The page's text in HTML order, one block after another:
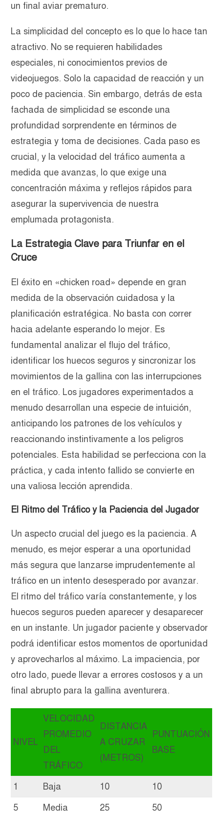
un final aviar prematuro.
La simplicidad del concepto es lo que lo hace tan
atractivo. No se requieren habilidades
especiales, ni conocimientos previos de
videojuegos. Solo la capacidad de reacción y un
poco de paciencia. Sin embargo, detrás de esta
fachada de simplicidad se esconde una
profundidad sorprendente en términos de
estrategia y toma de decisiones. Cada paso es
crucial, y la velocidad del tráfico aumenta a
medida que avanzas, lo que exige una
concentración máxima y reflejos rápidos para
asegurar la supervivencia de nuestra
emplumada protagonista.
La Estrategia Clave para Triunfar en el
Cruce
El éxito en «chicken road» depende en gran
medida de la observación cuidadosa y la
planificación estratégica. No basta con correr
hacia adelante esperando lo mejor. Es
fundamental analizar el flujo del tráfico,
identificar los huecos seguros y sincronizar los
movimientos de la gallina con las interrupciones
en el tráfico. Los jugadores experimentados a
menudo desarrollan una especie de intuición,
anticipando los patrones de los vehículos y
reaccionando instintivamente a los peligros
potenciales. Esta habilidad se perfecciona con la
práctica, y cada intento fallido se convierte en
una valiosa lección aprendida.
El Ritmo del Tráfico y la Paciencia del Jugador
Un aspecto crucial del juego es la paciencia. A
menudo, es mejor esperar a una oportunidad
más segura que lanzarse imprudentemente al
tráfico en un intento desesperado por avanzar.
El ritmo del tráfico varía constantemente, y los
huecos seguros pueden aparecer y desaparecer
en un instante. Un jugador paciente y observador
podrá identificar estos momentos de oportunidad
y aprovecharlos al máximo. La impaciencia, por
otro lado, puede llevar a errores costosos y a un
final abrupto para la gallina aventurera.
NIVEL
VELOCIDAD
PROMEDIO
DEL
TRÁFICO
DISTANCIA
A CRUZAR
(METROS)
PUNTUACIÓN
BASE
1 Baja 10
10
5
Media 25 50